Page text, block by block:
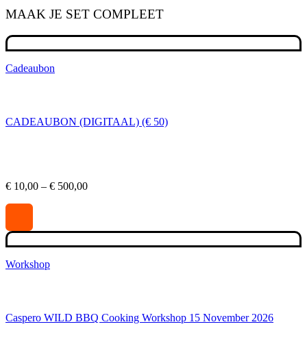
MAAK JE SET COMPLEET
Cadeaubon
CADEAUBON (DIGITAAL) (€ 50)
€ 10,00 – € 500,00Prijsklasse:
Workshop
Caspero WILD BBQ Cooking Workshop 15 November 2026